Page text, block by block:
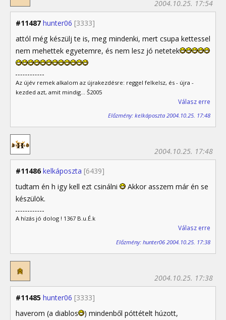
#11487 hunter06 [3333]
2004.10.25. 17:54
attól még készülj te is, meg mindenki, mert csupa kettessel
nem mehettek egyetemre, és nem lesz jó netetek
Az újév remek alkalom az újrakezdésre: reggel felkelsz, és - újra -
kezded azt, amit mindig... Š2005
Válasz erre
Előzmény: kelkáposzta 2004.10.25. 17:48
#11486 kelkáposzta [6439]
2004.10.25. 17:48
tudtam én h igy kell ezt csinálni
Akkor asszem már én se
készülök.
A hízás jó dolog ! 1367 B.u.É.k
Válasz erre
Előzmény: hunter06 2004.10.25. 17:38
#11485 hunter06 [3333]
2004.10.25. 17:38
haverom (a diablos
) mindenből póttételt húzott,